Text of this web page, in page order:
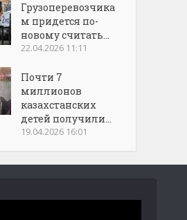
Грузоперевозчика
м придется по-
новому считать...
22.04.2026 11:11
Почти 7
миллионов
казахстанских
детей получили...
19.04.2026 16:01